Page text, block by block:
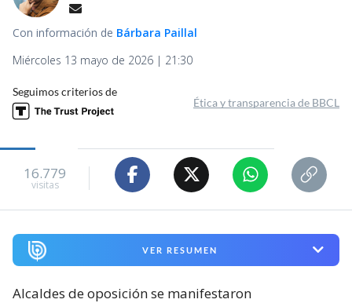
Con información de Bárbara Paillal
Miércoles 13 mayo de 2026 | 21:30
Seguimos criterios de
Ética y transparencia de BBCL
16.779
visitas
VER RESUMEN
Alcaldes de oposición se manifestaron